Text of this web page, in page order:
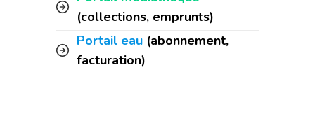
(collections, emprunts)
Portail eau (abonnement,
facturation)